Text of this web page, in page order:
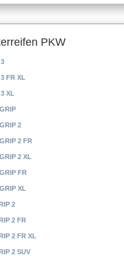
PKW
FR XL
XL
2
2 FR
2 XL
FR
XL
2
2 FR
2 FR XL
2 SUV